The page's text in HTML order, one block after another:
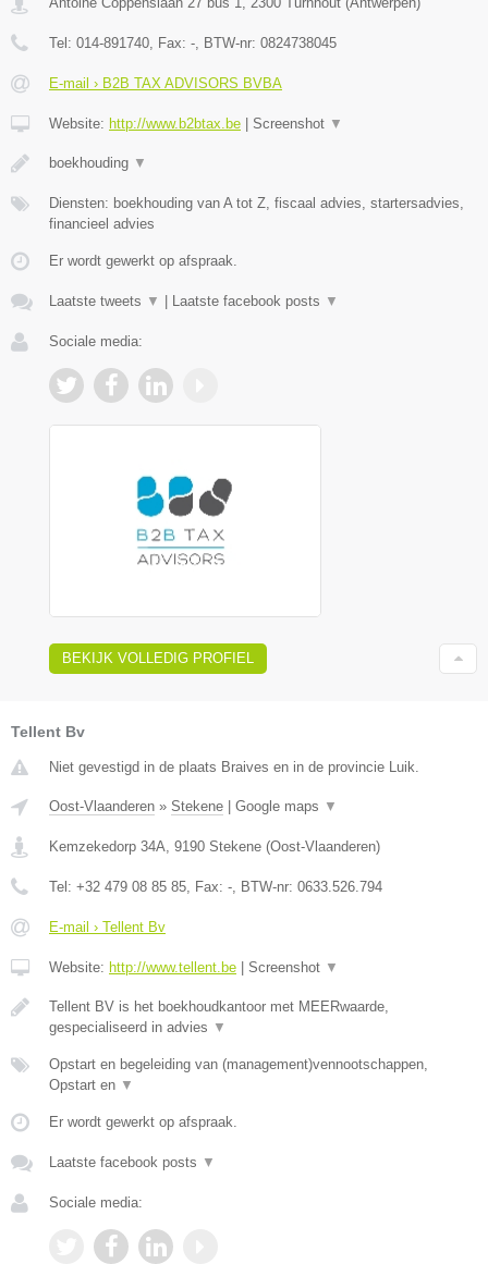
Tel: 014-891740, Fax: -, BTW-nr: 0824738045
E-mail › B2B TAX ADVISORS BVBA
Website: http://www.b2btax.be Screenshot ▼
boekhouding ▼
Diensten: boekhouding van A tot Z, fiscaal advies, startersadvies,
financieel advies
Er wordt gewerkt op afspraak.
Laatste tweets ▼ Laatste facebook posts ▼
Sociale media:
BEKIJK VOLLEDIG PROFIEL
Tellent Bv
Niet gevestigd in de plaats Braives en in de provincie Luik.
Oost-Vlaanderen » Stekene | Google maps ▼
Kemzekedorp 34A 9190 Stekene (Oost-Vlaanderen)
Tel: +32 479 08 85 85 , Fax: - , BTW-nr: 0633.526.794
E-mail › Tellent Bv
Website: http://www.tellent.be | Screenshot ▼
Tellent BV is het boekhoudkantoor met MEERwaarde,
gespecialiseerd in advies ▼
Opstart en begeleiding van (management)vennootschappen,
Opstart en ▼
Er wordt gewerkt op afspraak.
Laatste facebook posts ▼
Sociale media: